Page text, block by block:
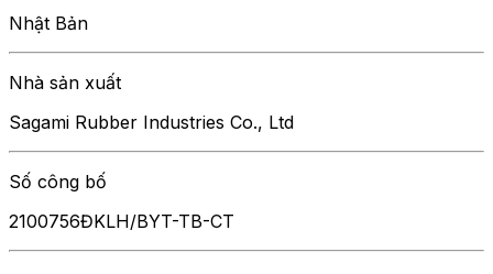
Nhật Bản
Nhà sản xuất
Sagami Rubber Industries Co., Ltd
Số công bố
2100756ĐKLH/BYT-TB-CT